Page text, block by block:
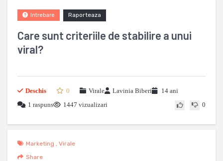
Care sunt criteriile de stabilire a unui
viral?
Raporteaza
Intrebare
Deschis 0 Virale Lavinia Biberi
14 ani
1 raspuns
1447 vizualizari 0
Marketing , Virale
Share